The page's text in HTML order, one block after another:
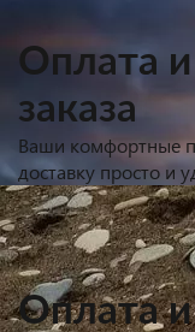
Оплата
заказа
Ваши комфортные
доставку просто и
Оплата и